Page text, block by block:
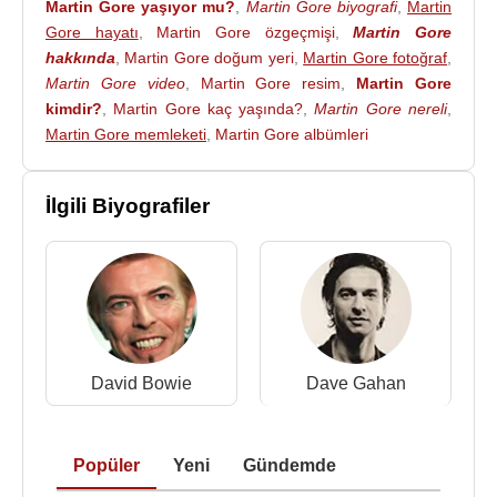
kitlesine seslendi. Ve bu sayede Depeche Mode 25
yıldan fazla süredir sadık bir hayran kitlesine sahip
oldu. “ Blasphemous Rumors ” ve “
Master And
Servant ” gibi şarkılar, Gore’un dinden cinsel
imalara kadar geniş bir tabanda kendini cesurca
ifade edebildiğini gösteriyordu.
Martin Gore, solo çalışma olarak
albümü olan“Counterfeit E.P.” ve2003’te yine
cover albümü olan “
”yi çıkardı. Gore’un
cover çalışmalarını ayrı solo albümlerde toplayıp,
bestelerini Depeche Mode için saklamak istediği
Gore, Depeche Mode’da genellikle her albümde 2
albümdü. Ancak hayranları2005yılından itibaren,
Martin Gore yaşıyor mu? Martin Gore biyografi, Martin
Gore hayatı
Martin Gore özgeçmişi,Martin Gore
hakkında
Martin Gore doğum yeri, Martin Gore fotoğraf
Martin Gore video, Martin Gore resim
Martin Gore
kimdir?
Martin Gore kaç yaşında? ,Martin Gore nereli,
Martin Gore memleketi Martin Gore albümleri
İlgili Biyografiler
David Bowie Dave Gahan
Popüler Yeni Gündemde